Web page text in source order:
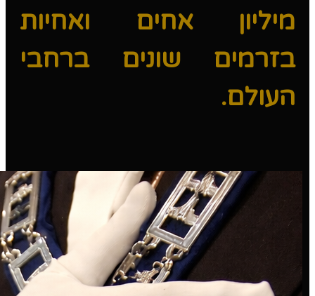
מיליון אחים ואחיות
בזרמים שונים ברחבי
העולם.